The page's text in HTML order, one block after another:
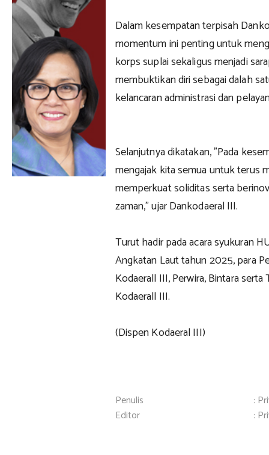
Dalam kesempatan terpisah
momentum ini penting untuk
korps suplai sekaligus menjadi
membuktikan diri sebagai dalah
kelancaran administrasi dan
Selanjutnya dikatakan, "Pada
mengajak kita semua untuk terus
memperkuat soliditas serta
zaman," ujar Dankodaeral III.
Turut hadir pada acara syukuran
Angkatan Laut tahun 2025, para
Kodaerall III, Perwira, Bintara
Kodaerall III.
(Dispen Kodaeral III)
Penulis
:
Editor
: